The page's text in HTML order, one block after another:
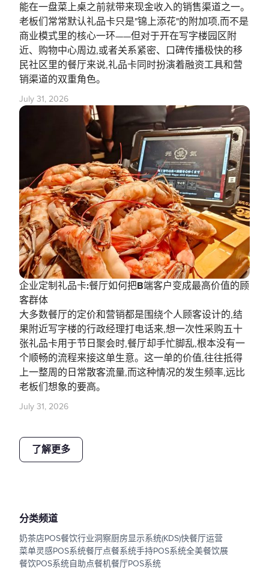
能在一盘菜上桌之前就带来现金收入的销售渠道之一。
老板们常常默认礼品卡只是"锦上添花"的附加项,而不是
商业模式里的核心一环——但对于开在写字楼园区附
近、购物中心周边,或者关系紧密、口碑传播极快的移
民社区里的餐厅来说,礼品卡同时扮演着融资工具和营
销渠道的双重角色。
July 31, 2026
企业定制礼品卡:餐厅如何把B端客户变成最高价值的顾
客群体
大多数餐厅的定价和营销都是围绕个人顾客设计的,结
果附近写字楼的行政经理打电话来,想一次性采购五十
张礼品卡用于节日聚会时,餐厅却手忙脚乱,根本没有一
个顺畅的流程来接这单生意。这一单的价值,往往抵得
上一整周的日常散客流量,而这种情况的发生频率,远比
老板们想象的要高。
July 31, 2026
了解更多
分类频道
奶茶店POS餐饮行业洞察厨房显示系统(KDS)快餐厅运营
菜单灵感POS系统餐厅点餐系统手持POS系统全美餐饮展
餐饮POS系统自助点餐机餐厅POS系统